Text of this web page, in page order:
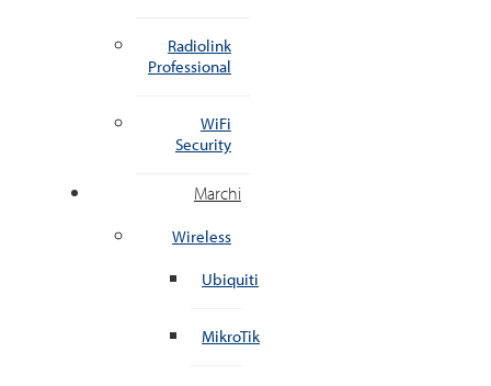
Radiolink
Professional
WiFi
Security
Marchi
Wireless
Ubiquiti
MikroTik